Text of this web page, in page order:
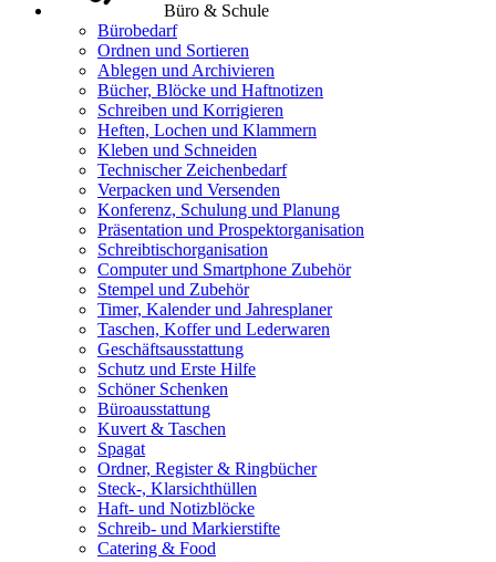
Büro & Schule
Bürobedarf
Ordnen und Sortieren
Ablegen und Archivieren
Bücher, Blöcke und Haftnotizen
Schreiben und Korrigieren
Heften, Lochen und Klammern
Kleben und Schneiden
Technischer Zeichenbedarf
Verpacken und Versenden
Konferenz, Schulung und Planung
Präsentation und Prospektorganisation
Schreibtischorganisation
Computer und Smartphone Zubehör
Stempel und Zubehör
Timer, Kalender und Jahresplaner
Taschen, Koffer und Lederwaren
Geschäftsausstattung
Schutz und Erste Hilfe
Schöner Schenken
Büroausstattung
Kuvert & Taschen
Spagat
Ordner, Register & Ringbücher
Steck-, Klarsichthüllen
Haft- und Notizblöcke
Schreib- und Markierstifte
Catering & Food